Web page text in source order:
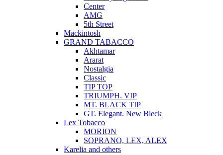
Center
AMG
5th Street
Mackintosh
GRAND TABACCO
Akhtamar
Ararat
Nostalgia
Classic
TIP TOP
TRIUMPH. VIP
MT. BLACK TIP
GT. Elegant. New Bleck
Lex Tobacco
MORION
SOPRANO, LEX, ALEX
Karelia and others